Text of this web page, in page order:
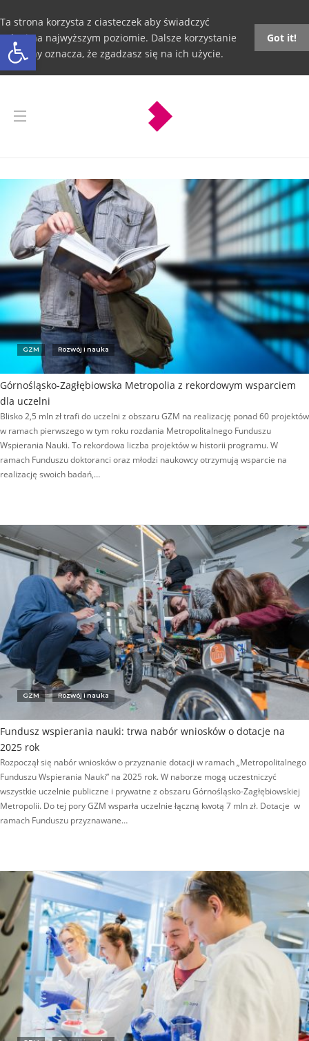
Otwórz pasek narzędzi
Ta strona korzysta z ciasteczek aby świadczyć
usługi na najwyższym poziomie. Dalsze korzystanie
ze strony oznacza, że zgadzasz się na ich użycie.
Got it!
GZM Rozwój i nauka
Górnośląsko-Zagłębiowska Metropolia z rekordowym wsparciem
dla uczelni
Blisko 2,5 mln zł trafi do uczelni z obszaru GZM na realizację ponad 60 projektów
w ramach pierwszego w tym roku rozdania Metropolitalnego Funduszu
Wspierania Nauki. To rekordowa liczba projektów w historii programu. W
ramach Funduszu doktoranci oraz młodzi naukowcy otrzymują wsparcie na
realizację swoich badań,…
GZM Rozwój i nauka
Fundusz wspierania nauki: trwa nabór wniosków o dotacje na
2025 rok
Rozpoczął się nabór wniosków o przyznanie dotacji w ramach „Metropolitalnego
Funduszu Wspierania Nauki” na 2025 rok. W naborze mogą uczestniczyć
wszystkie uczelnie publiczne i prywatne z obszaru Górnośląsko-Zagłębiowskiej
Metropolii. Do tej pory GZM wsparła uczelnie łączną kwotą 7 mln zł. Dotacje w
ramach Funduszu przyznawane…